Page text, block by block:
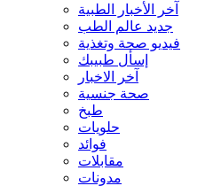
آخر الأخبار الطبية
جديد عالم الطب
فيديو صحة وتغذية
إسأل طبيبك
آخر الاخبار
صحة جنسية
طبخ
حلويات
فوائد
مقابلات
مدونات